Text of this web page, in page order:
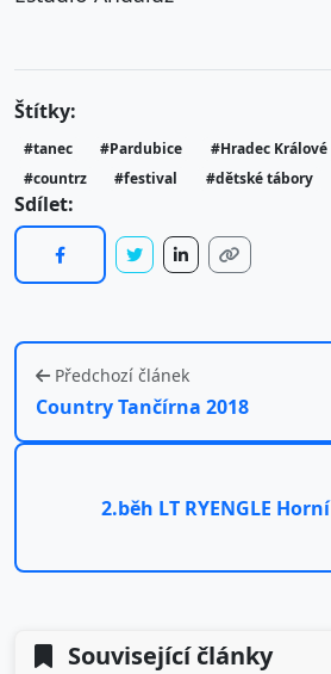
Štítky:
#tanec #Pardubice #Hradec Králové
#countrz
#festival #dětské tábory
Sdílet:
Předchozí článek
Country Tančírna 2018
2.běh LT RYENGLE
Související články